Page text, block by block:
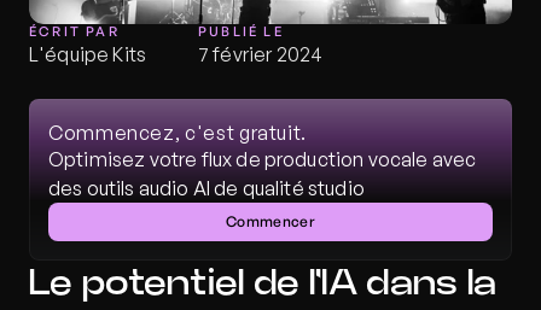
ÉCRIT PAR
L'équipe Kits
PUBLIÉ LE
7 février 2024
Le potentiel de l'IA dans la
Commencez, c'est gratuit.
Optimisez votre flux de production vocale avec
des outils audio AI de qualité studio
Commencer